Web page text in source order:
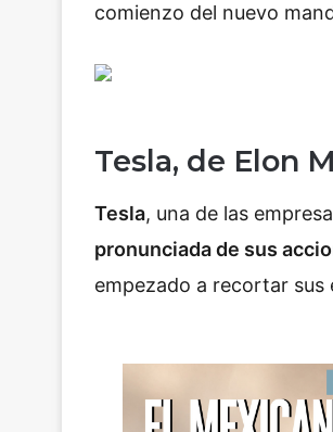
comienzo del nuevo
Tesla, de Elon
Tesla, una de las
pronunciada de sus
empezado a recortar sus